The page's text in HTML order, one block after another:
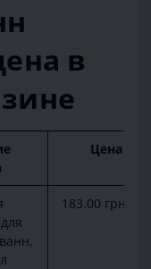
в
Цена
183.00 грн.